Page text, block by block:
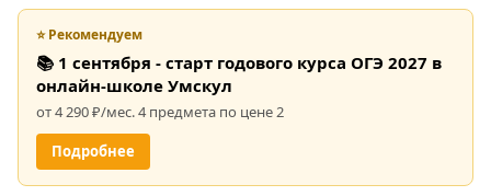
⭐ Рекомендуем
📚 1 сентября - старт годового курса ОГЭ 2027 в
онлайн-школе Умскул
от 4 290 ₽/мес. 4 предмета по цене 2
Подробнее